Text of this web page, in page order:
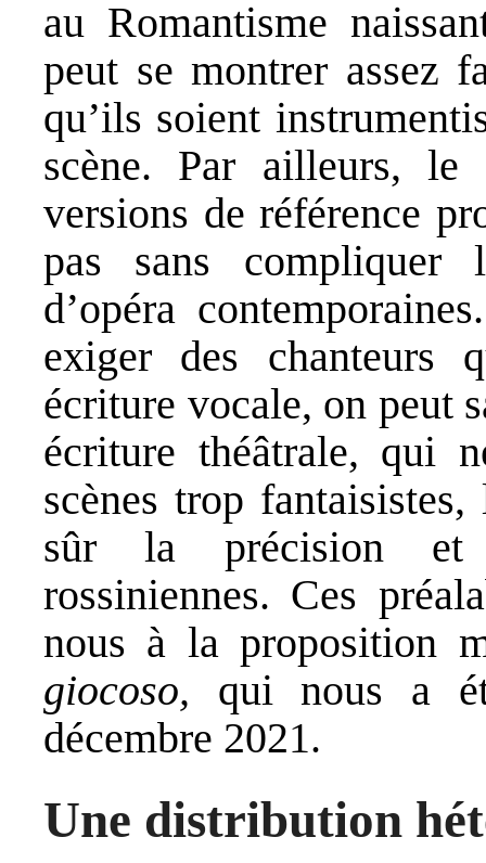
au Romantisme
peut se montrer assez
qu’ils soient
scène. Par ailleurs, le
versions de référence
pas sans compliquer
d’opéra
exiger des chanteurs
écriture vocale, on peut
écriture théâtrale, qui
scènes trop
sûr la précision et
rossiniennes. Ces
nous à la proposition
giocoso, qui nous a
décembre 2021.
Une distribution